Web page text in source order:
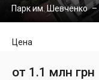
Парк им. Шевченко–
Цена
от 1.1 млн грн